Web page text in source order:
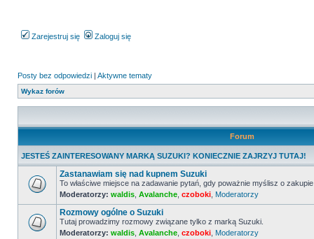
Zarejestruj się Zaloguj się
Posty bez odpowiedzi | Aktywne tematy
Wykaz forów
Forum
JESTEŚ ZAINTERESOWANY MARKĄ SUZUKI? KONIECZNIE ZAJRZYJ TUTAJ!
Nie
ma
nieprzeczytanych
postów
Zastanawiam się nad kupnem Suzuki
To właściwe miejsce na zadawanie pytań, gdy poważnie myślisz o
Moderatorzy: waldis Avalanche czoboki Moderatorzy
Nie
Rozmowy ogólne o Suzuki
Tutaj prowadzimy rozmowy związane tylko z marką Suzuki.
Moderatorzy: waldis Avalanche czoboki Moderatorzy